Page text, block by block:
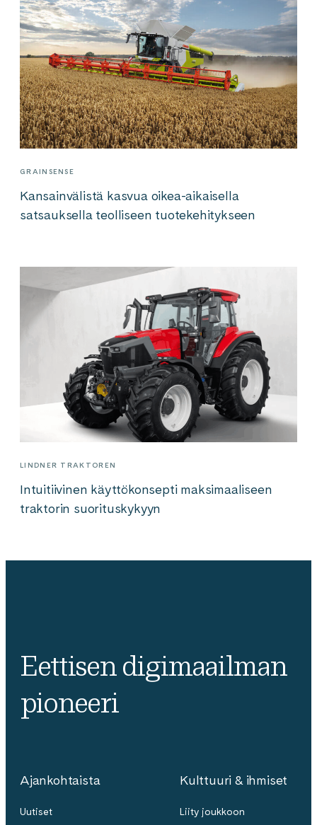
GRAINSENSE
Kansainvälistä kasvua oikea-aikaisella
satsauksella teolliseen tuotekehitykseen
LINDNER TRAKTOREN
Intuitiivinen käyttökonsepti maksimaaliseen
traktorin suorituskykyyn
Eettisen digimaailman
pioneeri
Ajankohtaista
Uutiset
Kulttuuri & ihmiset
Liity joukkoon